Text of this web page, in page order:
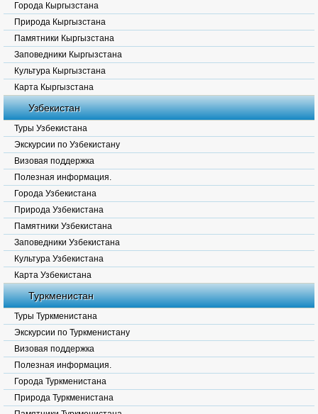
Города Кыргызстана
Природа Кыргызстана
Памятники Кыргызстана
Заповедники Кыргызстана
Культура Кыргызстана
Карта Кыргызстана
Узбекистан
Туры Узбекистана
Экскурсии по Узбекистану
Визовая поддержка
Полезная информация.
Города Узбекистана
Природа Узбекистана
Памятники Узбекистана
Заповедники Узбекистана
Культура Узбекистана
Карта Узбекистана
Туркменистан
Туры Туркменистана
Экскурсии по Туркменистану
Визовая поддержка
Полезная информация.
Города Туркменистана
Природа Туркменистана